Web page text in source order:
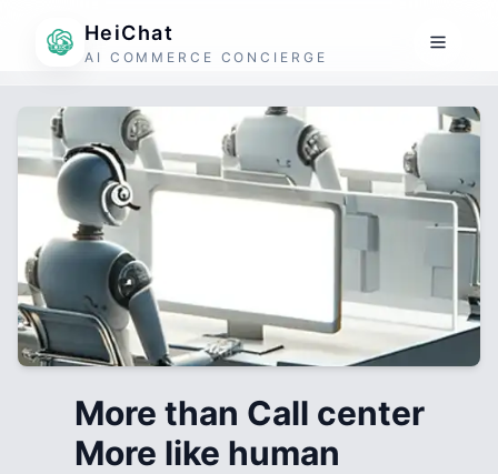
HeiChat
AI COMMERCE CONCIERGE
More than Call center
More like human